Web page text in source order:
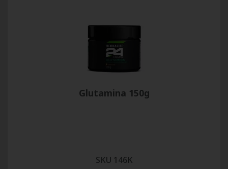
Glutamina 150g
SKU 146K